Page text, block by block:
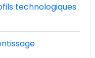
technologiques